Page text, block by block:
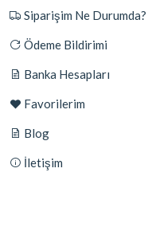
Siparişim Ne Durumda?
Ödeme Bildirimi
Banka Hesapları
Favorilerim
Blog
İletişim